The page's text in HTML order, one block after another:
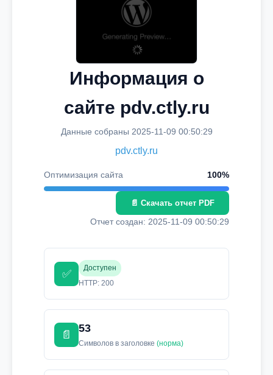
Информация о
сайте pdv.ctly.ru
Данные собраны 2025-11-09 00:50:29
pdv.ctly.ru
Оптимизация сайта 100%
📄 Скачать отчет PDF
Отчет создан: 2025-11-09 00:50:29
✅
Доступен
HTTP: 200
📄
53
Символов в заголовке (норма)